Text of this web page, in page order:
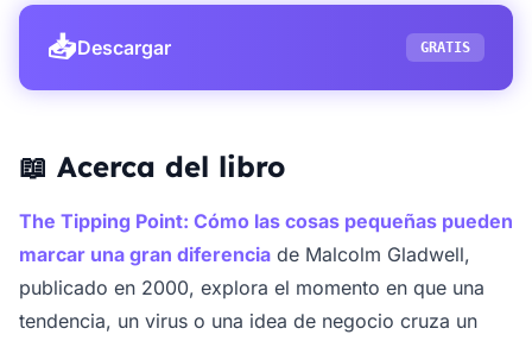
📥Descargar GRATIS
📖 Acerca del libro
The Tipping Point: Cómo las cosas pequeñas pueden
marcar una gran diferencia de Malcolm Gladwell,
publicado en 2000, explora el momento en que una
tendencia, un virus o una idea de negocio cruza un